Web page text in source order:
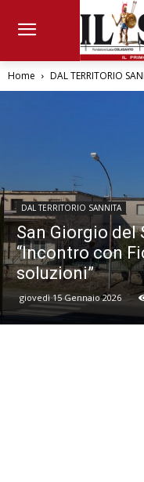
Home DAL TERRITORIO
DAL TERRITORIO SANNITA
San Giorgio del
“Incontro con
soluzioni”
giovedì 15 Gennaio 2026